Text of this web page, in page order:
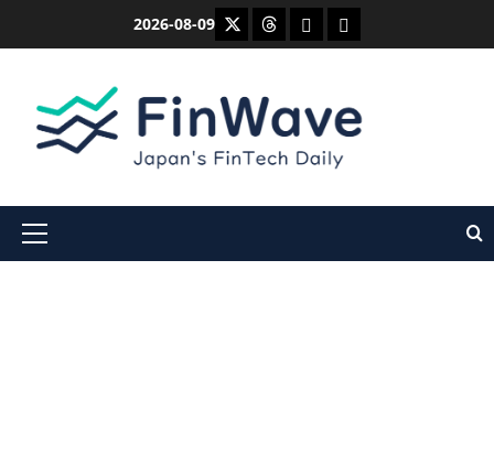
2026-08-09 X ThreadsBlueskyMastodon
メ